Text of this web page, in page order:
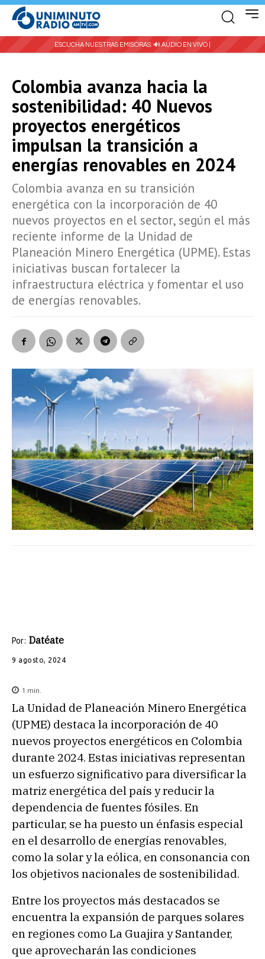
ESCUCHA NUESTRAS EMISORAS: 🔊 AUDIO EN VIVO |
Colombia avanza hacia la
sostenibilidad: 40 Nuevos
proyectos energéticos
impulsan la transición a
energías renovables en 2024
Colombia avanza en su transición
energética con la incorporación de 40
nuevos proyectos en el sector, según el más
reciente informe de la Unidad de
Planeación Minero Energética (UPME). Estas
iniciativas buscan fortalecer la
infraestructura eléctrica y fomentar el uso
de energías renovables.
Por: Datéate
9 agosto, 2024
1 min.
La Unidad de Planeación Minero Energética
(UPME) destaca la incorporación de 40
nuevos proyectos energéticos en Colombia
durante 2024. Estas iniciativas representan
un esfuerzo significativo para diversificar la
matriz energética del país y reducir la
dependencia de fuentes fósiles. En
particular, se ha puesto un énfasis especial
en el desarrollo de energías renovables,
como la solar y la eólica, en consonancia con
los objetivos nacionales de sostenibilidad.
Entre los proyectos más destacados se
encuentra la expansión de parques solares
en regiones como La Guajira y Santander,
que aprovecharán las condiciones